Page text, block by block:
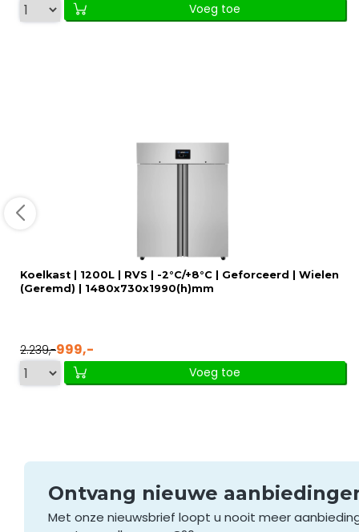
Voeg toe
Koelkast | 1200L | RVS | -2°C/+8°C | Geforceerd | Wielen
(Geremd) | 1480x730x1990(h)mm
2.239,-999,-
Voeg toe
Ontvang nieuwe
Met onze nieuwsbrief loopt u nooit meer